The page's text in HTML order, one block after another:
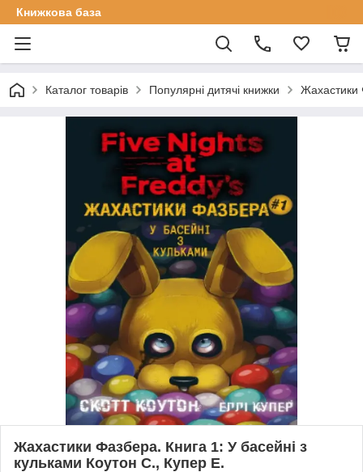
Книжкова база
Каталог товарів Популярні дитячі книжки Жахастики
Жахастики Фазбера. Книга 1: У басейні з
кульками Коутон С., Купер Е.